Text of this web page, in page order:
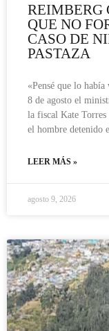
REIMBERG
QUE NO
CASO DE
PASTAZA
«Pensé que lo
8 de agosto el
la fiscal Kate
el hombre detenido
LEER MÁS »
agosto 9, 2026